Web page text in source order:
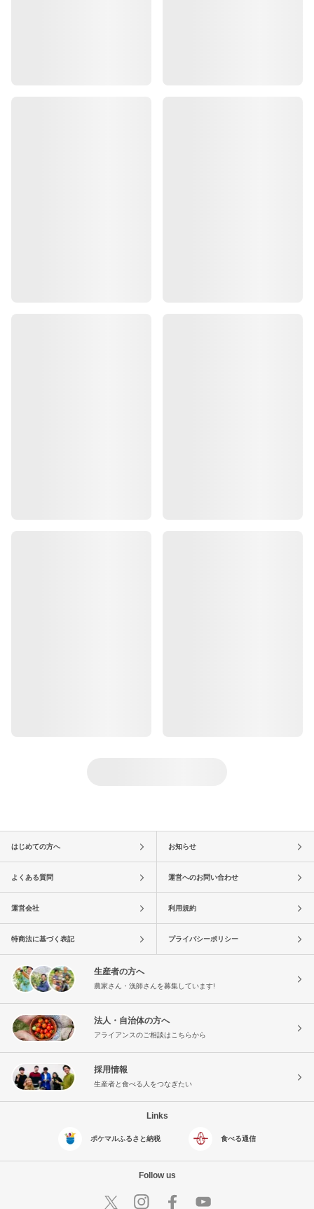
はじめての方へ お知らせ
よくある質問 運営へのお問い合わせ
運営会社 利用規約
特商法に基づく表記 プライバシーポリシー
生産者の方へ
農家さん・漁師さんを募集しています!
法人・自治体の方へ
アライアンスのご相談はこちらから
採用情報
生産者と食べる人をつなぎたい
Links
ポケマルふるさと納税 食べる通信
Follow us